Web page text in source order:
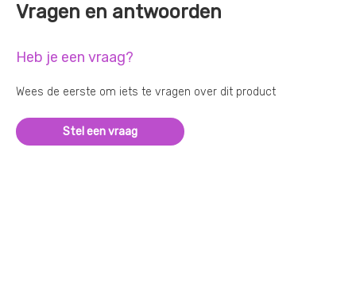
Vragen en antwoorden
Heb je een vraag?
Wees de eerste om iets te vragen over dit product
Stel een vraag